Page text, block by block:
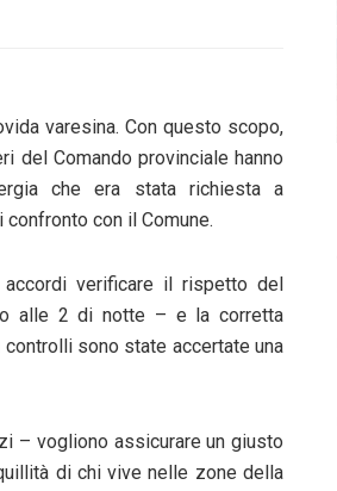
varesina. Con questo scopo,
del Comando provinciale hanno
che era stata richiesta a
con il Comune.
accordi verificare il rispetto del
alle 2 di notte – e la corretta
sono state accertate una
– vogliono assicurare un giusto
di chi vive nelle zone della